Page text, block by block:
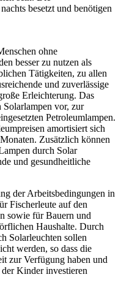
besetzt und benötigen
ohne
besser zu nutzen als
Tätigkeiten, zu allen
und zuverlässige
Erleichterung. Das
vor, zur
Petroleumlampen.
amortisiert sich
Zusätzlich können
durch Solar
und gesundheitliche
der Arbeitsbedingungen in
Fischerleute auf den
sowie für Bauern und
Haushalte. Durch
Solarleuchten sollen
werden, so dass die
zur Verfügung haben und
Kinder investieren